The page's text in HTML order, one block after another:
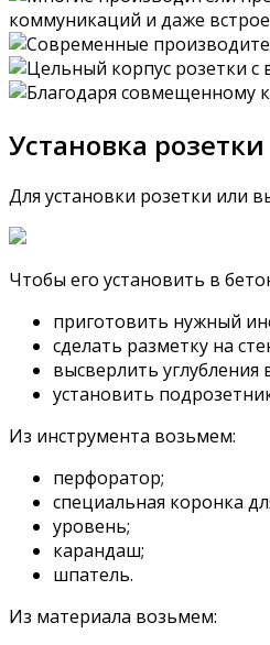
Установка
Для установки розетки или
Чтобы его установить в
приготовить нужный
сделать разметку на
высверлить углубления
установить
Из инструмента возьмем:
перфоратор;
специальная коронка
уровень;
карандаш;
шпатель.
Из материала возьмем: